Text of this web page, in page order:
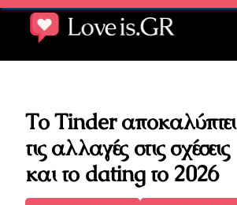
Skip
content
Το Tinder αποκαλύπτει
τις αλλαγές στις σχέσεις
και το dating το 2026